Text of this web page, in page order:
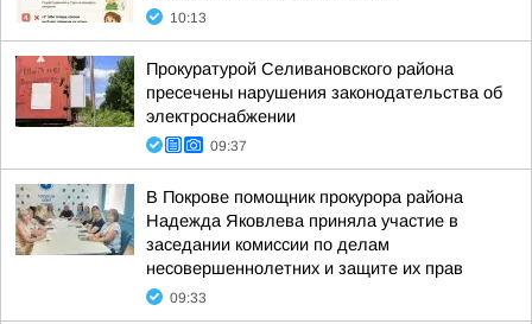
10:13
Прокуратурой Селивановского района
пресечены нарушения законодательства об
электроснабжении
09:37
В Покрове помощник прокурора района
Надежда Яковлева приняла участие в
заседании комиссии по делам
несовершеннолетних и защите их прав
09:33